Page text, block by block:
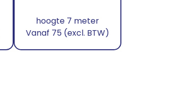
Bestek
Keukenapparatuur
Barbecue
hoogte 7 meter
Vanaf 75 (excl. BTW)